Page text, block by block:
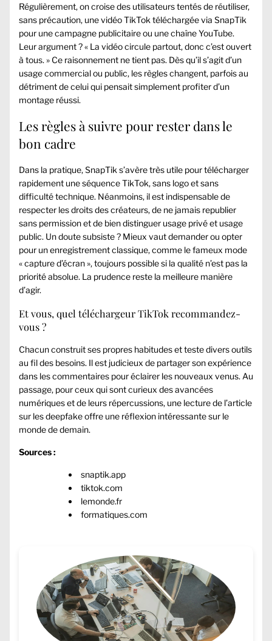
Régulièrement, on croise des utilisateurs tentés de réutiliser,
sans précaution, une vidéo TikTok téléchargée via SnapTik
pour une campagne publicitaire ou une chaîne YouTube.
Leur argument ? « La vidéo circule partout, donc c’est ouvert
à tous. » Ce raisonnement ne tient pas. Dès qu’il s’agit d’un
usage commercial ou public, les règles changent, parfois au
détriment de celui qui pensait simplement profiter d’un
montage réussi.
Les règles à suivre pour rester dans le
bon cadre
Dans la pratique, SnapTik s’avère très utile pour télécharger
rapidement une séquence TikTok, sans logo et sans
difficulté technique. Néanmoins, il est indispensable de
respecter les droits des créateurs, de ne jamais republier
sans permission et de bien distinguer usage privé et usage
public. Un doute subsiste ? Mieux vaut demander ou opter
pour un enregistrement classique, comme le fameux mode
« capture d’écran », toujours possible si la qualité n’est pas la
priorité absolue. La prudence reste la meilleure manière
d’agir.
Et vous, quel téléchargeur TikTok recommandez-
vous ?
Chacun construit ses propres habitudes et teste divers outils
au fil des besoins. Il est judicieux de partager son expérience
dans les commentaires pour éclairer les nouveaux venus. Au
passage, pour ceux qui sont curieux des avancées
numériques et de leurs répercussions, une lecture de l’article
sur lesdeepfakeoffre une réflexion intéressante sur le
monde de demain.
Sources :
snaptik.app
tiktok.com
lemonde.fr
formatiques.com